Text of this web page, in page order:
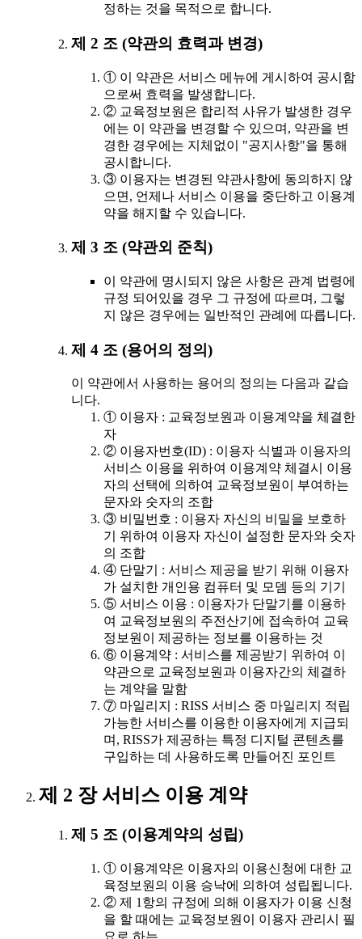
정하는 것을 목적으로 합니다.
제 2 조 (약관의 효력과 변경)
① 이 약관은 서비스 메뉴에 게시하여 공시함
으로써 효력을 발생합니다.
② 교육정보원은 합리적 사유가 발생한 경우
에는 이 약관을 변경할 수 있으며, 약관을 변
경한 경우에는 지체없이 "공지사항"을 통해
공시합니다.
③ 이용자는 변경된 약관사항에 동의하지 않
으면, 언제나 서비스 이용을 중단하고 이용계
약을 해지할 수 있습니다.
제 3 조 (약관외 준칙)
이 약관에 명시되지 않은 사항은 관계 법령에
규정 되어있을 경우 그 규정에 따르며, 그렇
지 않은 경우에는 일반적인 관례에 따릅니다.
제 4 조 (용어의 정의)
이 약관에서 사용하는 용어의 정의는 다음과 같습
니다.
① 이용자 : 교육정보원과 이용계약을 체결한
자
② 이용자번호(ID) : 이용자 식별과 이용자의
서비스 이용을 위하여 이용계약 체결시 이용
자의 선택에 의하여 교육정보원이 부여하는
문자와 숫자의 조합
③ 비밀번호 : 이용자 자신의 비밀을 보호하
기 위하여 이용자 자신이 설정한 문자와 숫자
의 조합
④ 단말기 : 서비스 제공을 받기 위해 이용자
가 설치한 개인용 컴퓨터 및 모뎀 등의 기기
⑤ 서비스 이용 : 이용자가 단말기를 이용하
여 교육정보원의 주전산기에 접속하여 교육
정보원이 제공하는 정보를 이용하는 것
⑥ 이용계약 : 서비스를 제공받기 위하여 이
약관으로 교육정보원과 이용자간의 체결하
는 계약을 말함
⑦ 마일리지 : RISS 서비스 중 마일리지 적립
가능한 서비스를 이용한 이용자에게 지급되
며, RISS가 제공하는 특정 디지털 콘텐츠를
구입하는 데 사용하도록 만들어진 포인트
제 2 장 서비스 이용 계약
제 5 조 (이용계약의 성립)
① 이용계약은 이용자의 이용신청에 대한 교
육정보원의 이용 승낙에 의하여 성립됩니다.
② 제 1항의 규정에 의해 이용자가 이용 신청
을 할 때에는 교육정보원이 이용자 관리시 필
요로 하는